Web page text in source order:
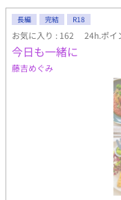
長編 完結 R18
お気に入り : 162 24h.ポイ
今日も一緒に
藤吉めぐみ